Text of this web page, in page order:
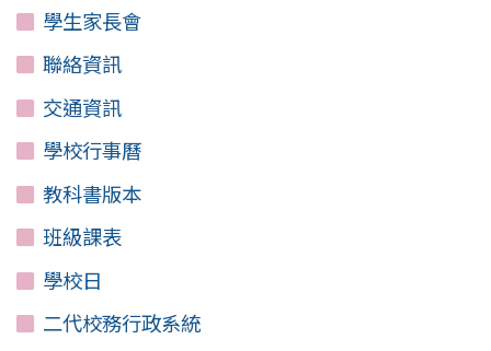
學生家長會
聯絡資訊
交通資訊
學校行事曆
教科書版本
班級課表
學校日
二代校務行政系統